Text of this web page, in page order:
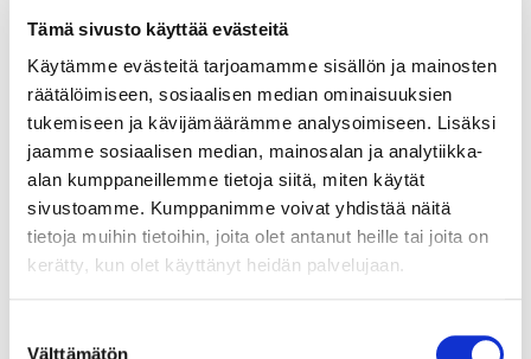
Tämä sivusto käyttää evästeitä
Käytämme evästeitä tarjoamamme sisällön ja mainosten
räätälöimiseen, sosiaalisen median ominaisuuksien
tukemiseen ja kävijämäärämme analysoimiseen. Lisäksi
jaamme sosiaalisen median, mainosalan ja analytiikka-
alan kumppaneillemme tietoja siitä, miten käytät
sivustoamme. Kumppanimme voivat yhdistää näitä
tietoja muihin tietoihin, joita olet antanut heille tai joita on
kerätty, kun olet käyttänyt heidän palvelujaan.
Välttämätön
- Mikäli karsintoja järjestetään kolme, etenee neljä parasta
kustakin finaaliin.
- Mikäli karsintoja järjestetään neljä, etenee kolme parasta
kustakin finaaliin.
- Mikäli karsintoja järjestetään viisi, etenee finaaliin kaksi
parasta kustakin osalähdöstä ja kaksi korkeimmilla
karsintapisteillä karsintaan ilmoitettua kolmanneksi
sijoittunutta hevosta. Kuitenkin niin, että
tasapääjuoksutilanteissa korkeammat karsintasijoitukset
ovat etusijalla finaaliin.